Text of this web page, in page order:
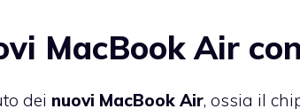
MacBook Air
dei nuovi MacBook Air, ossia il